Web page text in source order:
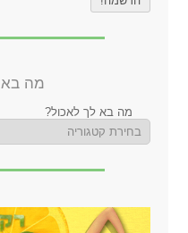
מה בא
מה בא לך לאכול?